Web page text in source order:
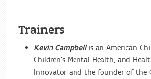
Trainers
Kevin Campbell is an American
Children's Mental Health, and
Innovator and the founder of the